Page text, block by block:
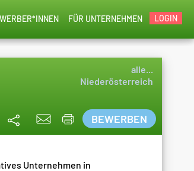
LOGIN
FÜR UNTERNEHMEN
alle...
Niederösterreich
BEWERBEN
Unternehmen in